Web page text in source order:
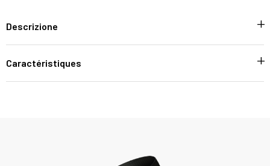
Descrizione
Caractéristiques